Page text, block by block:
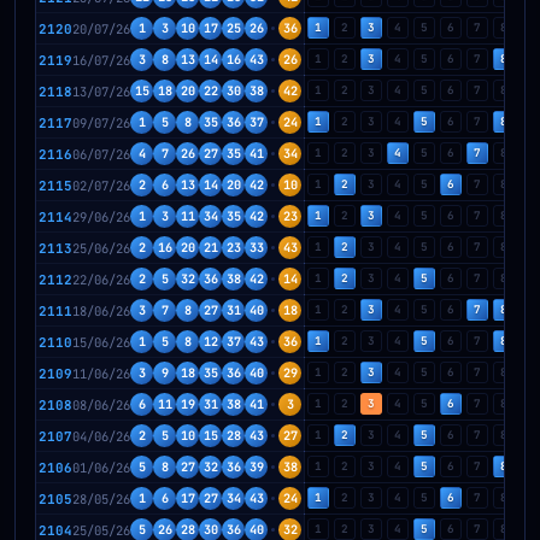
212020/07/26 1 3 10 17 25 26 36 1 2 3 4 5 6 7 8
211916/07/26 3 8 13 14 16 43 26 1 2 3 4 5 6 7 8
211813/07/26 15 18 20 22 30 38 42 1 2 3 4 5 6 7 8
211709/07/26 1 5 8 35 36 37 24 1 2 3 4 5 6 7 8
211606/07/26 4 7 26 27 35 41 34 1 2 3 4 5 6 7 8
211502/07/26 2 6 13 14 20 42 10 1 2 3 4 5 6 7 8
211429/06/26 1 3 11 34 35 42 23 1 2 3 4 5 6 7 8
211325/06/26 2 16 20 21 23 33 43 1 2 3 4 5 6 7 8
211222/06/26 2 5 32 36 38 42 14 1 2 3 4 5 6 7 8
211118/06/26 3 7 8 27 31 40 18 1 2 3 4 5 6 7 8
211015/06/26 1 5 8 12 37 43 36 1 2 3 4 5 6 7 8
210911/06/26 3 9 18 35 36 40 29 1 2 3 4 5 6 7 8
210808/06/26 6 11 19 31 38 41 3 1 2 3 4 5 6 7 8
210704/06/26 2 5 10 15 28 43 27 1 2 3 4 5 6 7 8
210601/06/26 5 8 27 32 36 39 38 1 2 3 4 5 6 7 8
210528/05/26 1 6 17 27 34 43 24 1 2 3 4 5 6 7 8
210425/05/26 5 26 28 30 36 40 32 1 2 3 4 5 6 7 8